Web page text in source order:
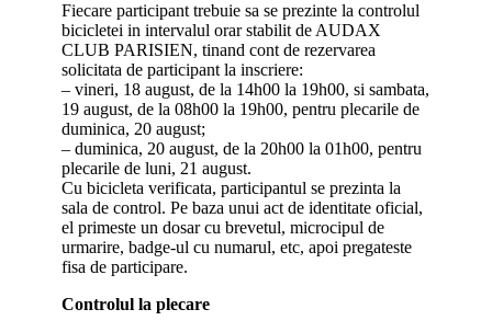
Fiecare participant trebuie sa se prezinte la controlul
bicicletei in intervalul orar stabilit de AUDAX
CLUB PARISIEN, tinand cont de rezervarea
solicitata de participant la inscriere:
– vineri, 18 august, de la 14h00 la 19h00, si sambata,
19 august, de la 08h00 la 19h00, pentru plecarile de
duminica, 20 august;
– duminica, 20 august, de la 20h00 la 01h00, pentru
plecarile de luni, 21 august.
Cu bicicleta verificata, participantul se prezinta la
sala de control. Pe baza unui act de identitate oficial,
el primeste un dosar cu brevetul, microcipul de
urmarire, badge-ul cu numarul, etc, apoi pregateste
fisa de participare.
Controlul la plecare